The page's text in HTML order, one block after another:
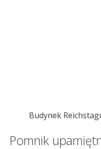
Budynek
Pomnik